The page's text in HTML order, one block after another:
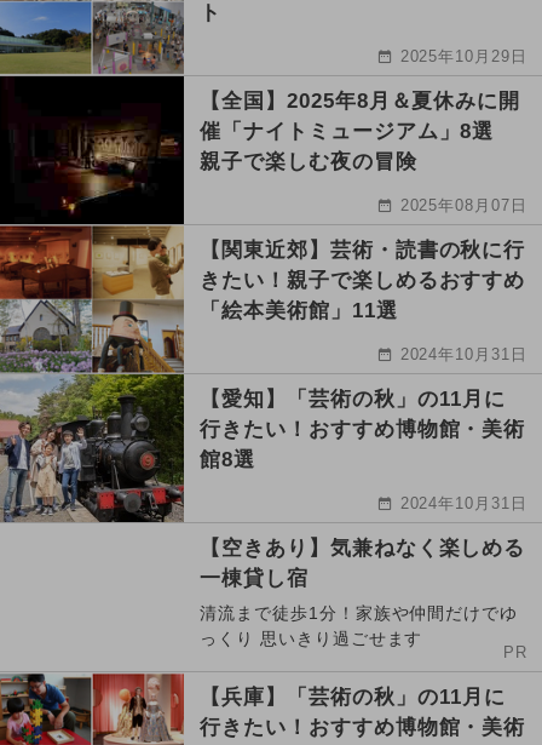
ト
2025年10月29日
【全国】2025年8月＆夏休みに開
催「ナイトミュージアム」8選
親子で楽しむ夜の冒険
2025年08月07日
【関東近郊】芸術・読書の秋に行
きたい！親子で楽しめるおすすめ
「絵本美術館」11選
2024年10月31日
【愛知】「芸術の秋」の11月に
行きたい！おすすめ博物館・美術
館8選
2024年10月31日
【空きあり】気兼ねなく楽しめる
一棟貸し宿
清流まで徒歩1分！家族や仲間だけでゆ
っくり 思いきり過ごせます
PR
【兵庫】「芸術の秋」の11月に
行きたい！おすすめ博物館・美術